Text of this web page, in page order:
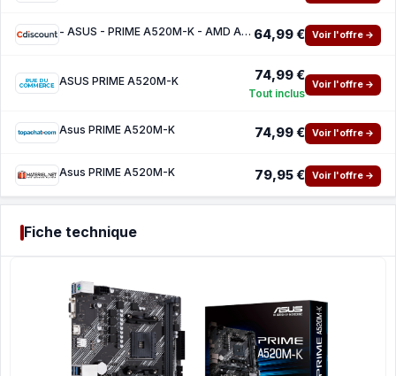
- ASUS - PRIME A520M-K - AMD A520 - Emplacement AM4 micro ATX 64,99 € Voir l'offre →
ASUS PRIME A520M-K 74,99 €
Tout inclus
Voir l'offre →
Asus PRIME A520M-K 74,99 € Voir l'offre →
Asus PRIME A520M-K 79,95 € Voir l'offre →
Fiche technique